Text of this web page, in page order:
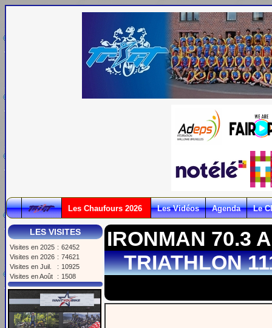
Les Chaufours 2026 Les Vidéos Agenda Le
LES VISITES
Visites en 2025 : 62452
Visites en 2026 : 74621
Visites en Juil.
: 10925
Visites en Août
: 1508
IRONMAN 70.3
TRIATHLON